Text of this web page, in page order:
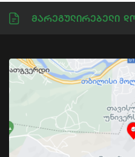
Მარეგულირებელი